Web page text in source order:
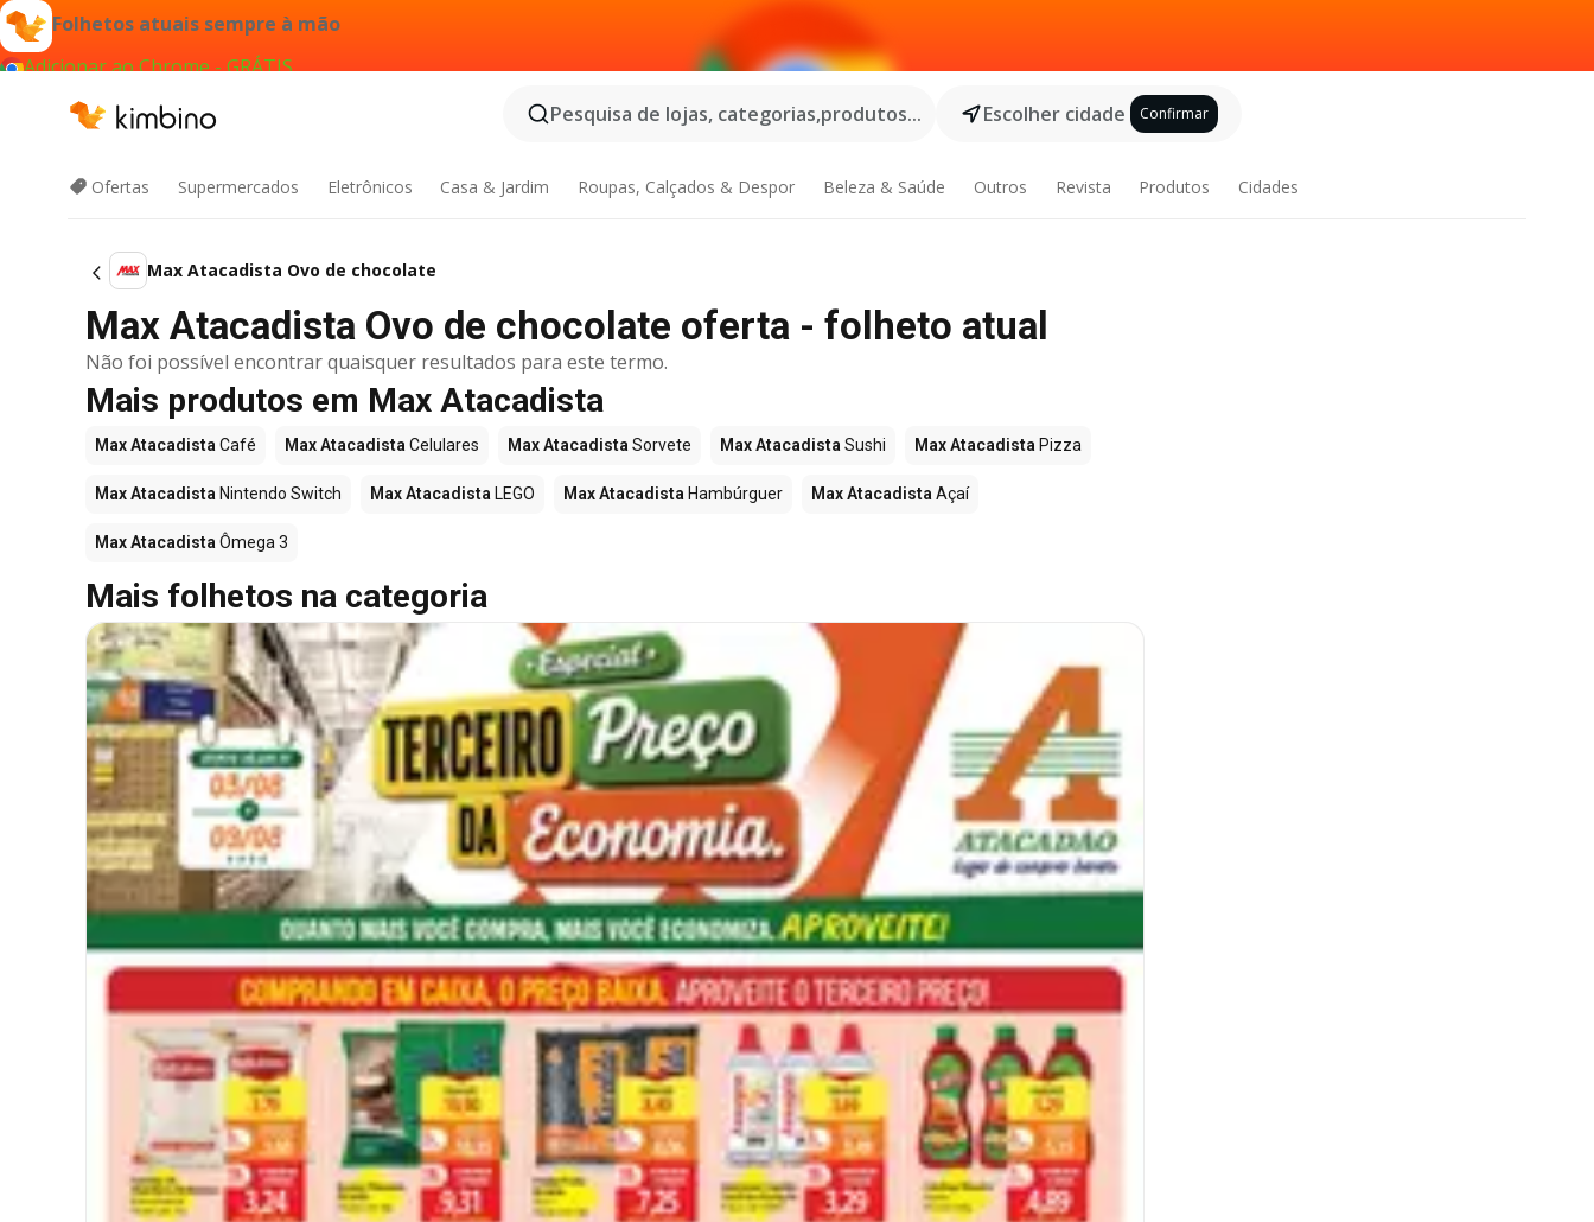
Folhetos atuais sempre à mão
Adicionar ao Chrome - GRÁTIS
Pesquisa de lojas, categorias,produtos...
Escolher cidade Confirmar
Ofertas Supermercados Eletrônicos Casa & Jardim Roupas, Calçados & Despor Beleza & Saúde Outros Revista Produtos Cidades
Max Atacadista Ovo de chocolate
Max Atacadista Ovo de chocolate oferta - folheto atual
Não foi possível encontrar quaisquer resultados para este termo.
Mais produtos em Max Atacadista
Max Atacadista Café Max Atacadista Celulares Max Atacadista Sorvete Max Atacadista Sushi Max Atacadista Pizza
Max Atacadista Nintendo Switch Max Atacadista LEGO Max Atacadista Hambúrguer Max Atacadista Açaí
Max Atacadista Ômega 3
Mais folhetos na categoria